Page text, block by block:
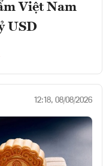
Việt Nam
USD
12:18, 08/08/2026